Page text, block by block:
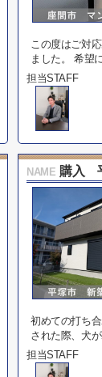
この度はご対
ました。 希望
担当STAFF
NAME 購入
初めての打ち
された際、犬
担当STAFF